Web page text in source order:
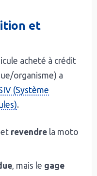
et
acheté à crédit
organisme) a
(Système
.
et revendre la moto
, mais le gage